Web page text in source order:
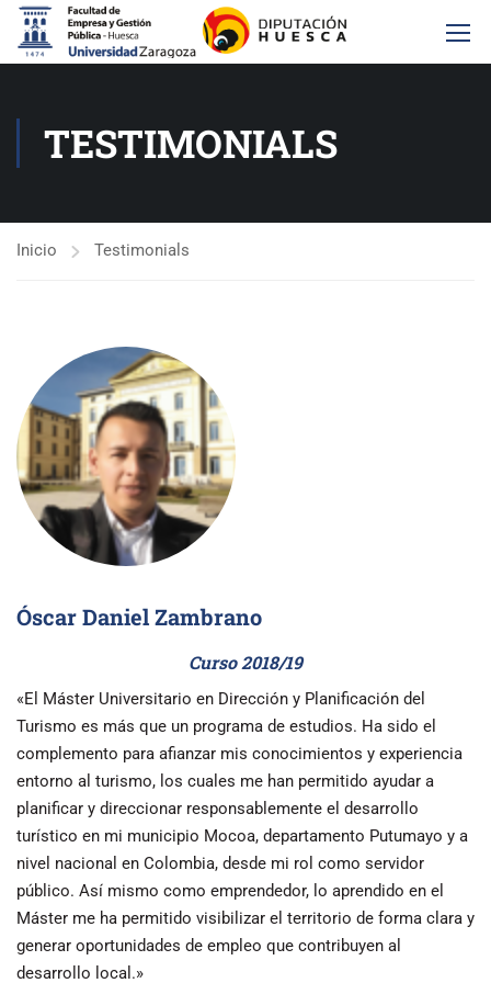
TESTIMONIALS
Inicio Testimonials
Óscar Daniel Zambrano
Curso 2018/19
«El Máster Universitario en Dirección y Planificación del
Turismo es más que un programa de estudios. Ha sido el
complemento para afianzar mis conocimientos y experiencia
entorno al turismo, los cuales me han permitido ayudar a
planificar y direccionar responsablemente el desarrollo
turístico en mi municipio Mocoa, departamento Putumayo y a
nivel nacional en Colombia, desde mi rol como servidor
público. Así mismo como emprendedor, lo aprendido en el
Máster me ha permitido visibilizar el territorio de forma clara y
generar oportunidades de empleo que contribuyen al
desarrollo local.»